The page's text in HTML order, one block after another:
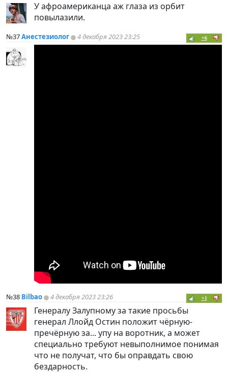
У афроамериканца аж глаза из орбит
повылазили.
№37Анестезиолог 4 декабря 2023 23:25 +6
№38 Bilbao 4 декабря 2023 23:26 +1
Генералу Залупному за такие просьбы
генерал Ллойд Остин положит чёрную-
пречёрную за... упу на воротник, а может
специально требуют невыполнимое понимая
что не получат, что бы оправдать свою
бездарность.